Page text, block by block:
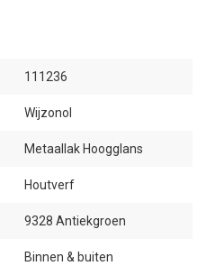
111236
Wijzonol
Metaallak Hoogglans
Houtverf
9328 Antiekgroen
Binnen & buiten